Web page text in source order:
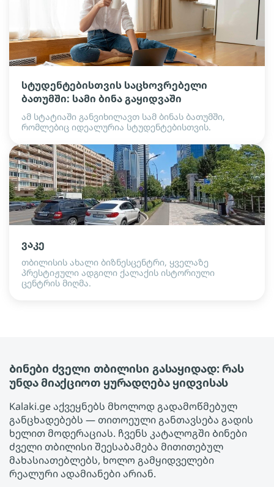
სტუდენტებისთვის საცხოვრებელი
ბათუმში: სამი ბინა გაყიდვაში
ამ სტატიაში განვიხილავთ სამ ბინას ბათუმში,
რომლებიც იდეალურია სტუდენტებისთვის.
ვაკე
თბილისის ახალი ბიზნესცენტრი, ყველაზე
პრესტიჟული ადგილი ქალაქის ისტორიული
ცენტრის მიღმა.
Ბინები ძველი თბილისი გასაყიდად: რას
უნდა მიაქციოთ ყურადღება ყიდვისას
Kalaki.ge აქვეყნებს მხოლოდ გადამოწმებულ
განცხადებებს — თითოეული განთავსება გადის
ხელით მოდერაციას. ჩვენს კატალოგში Ბინები
ძველი თბილისი შეესაბამება მითითებულ
მახასიათებლებს, ხოლო გამყიდველები
რეალური ადამიანები არიან.